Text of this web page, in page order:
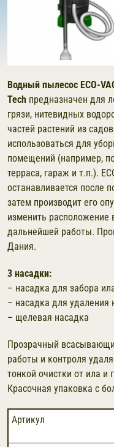
Водный пылесос ECO-
Tech предназначен для
грязи, нитевидных
частей растений из
использоваться для
помещений (например,
терраса, гараж и т.п.).
останавливается после
затем производит его
изменить
дальнейшей работы.
Дания.
3 насадки:
– насадка для забора
– насадка для удаления
– щелевая насадка
Прозрачный
работы и контроля
тонкой очистки от ила и
Красочная упаковка с
Артикул